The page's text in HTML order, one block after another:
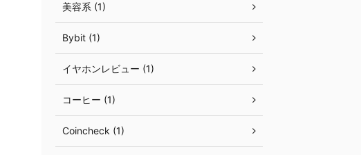
美容系 (1)
Bybit (1)
イヤホンレビュー (1)
コーヒー (1)
Coincheck (1)